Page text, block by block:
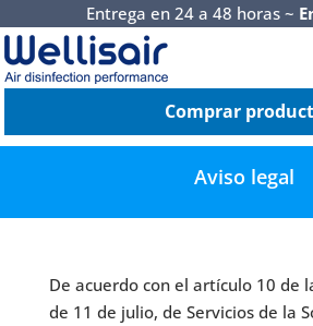
Entrega en 24 a 48 horas ~
Comprar
Aviso legal
De acuerdo con el artículo 10 de
de 11 de julio, de Servicios de la